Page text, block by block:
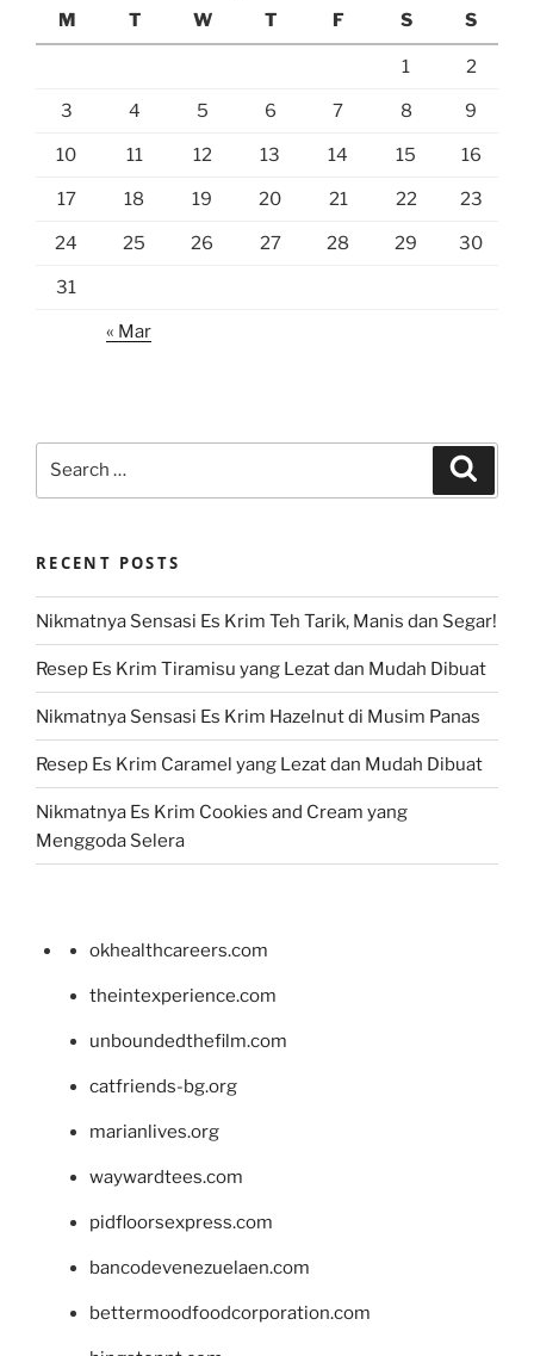
M
T W T F S S
1 2
3 4 5 6 7 8 9
10 11 12 13 14 15 16
17 18 19 20 21 22 23
24 25 26 27 28 29 30
31
« Mar
RECENT POSTS
Nikmatnya Sensasi Es Krim Teh Tarik, Manis dan Segar!
Resep Es Krim Tiramisu yang Lezat dan Mudah Dibuat
Nikmatnya Sensasi Es Krim Hazelnut di Musim Panas
Resep Es Krim Caramel yang Lezat dan Mudah Dibuat
Nikmatnya Es Krim Cookies and Cream yang
Menggoda Selera
okhealthcareers.com
theintexperience.com
unboundedthefilm.com
catfriends-bg.org
marianlives.org
waywardtees.com
pidfloorsexpress.com
bancodevenezuelaen.com
bettermoodfoodcorporation.com